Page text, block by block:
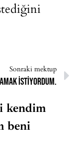
Sonraki mektup
istiyordum.
kendim
beni